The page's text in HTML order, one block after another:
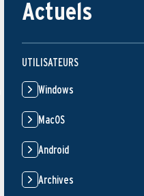
Actuels
UTILISATEURS
Windows
MacOS
Android
Archives